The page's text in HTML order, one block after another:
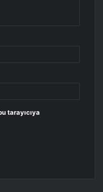
tarayıcıya